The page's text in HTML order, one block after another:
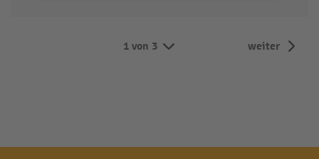
1 von 3 weiter